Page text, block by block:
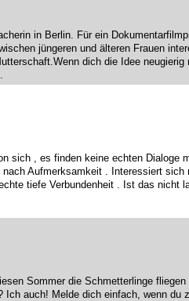
in Berlin. Für ein
jüngeren und älteren Frauen
dich die Idee neugierig
sich , es finden keine echten Dialoge
Aufmerksamkeit . Interessiert sich
tiefe Verbundenheit . Ist das nicht
Sommer die Schmetterlinge fliegen
auch! Melde dich einfach, wenn du